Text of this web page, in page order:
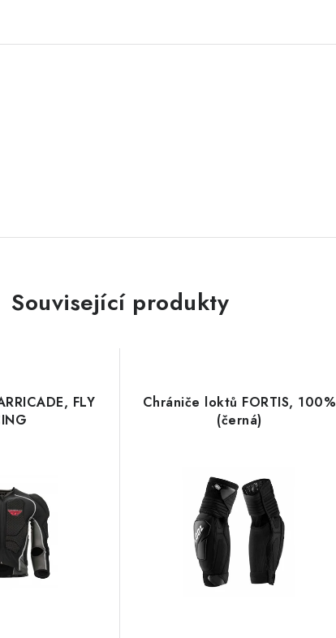
Související produkty
FLY
Chrániče loktů FORTIS, 100%
(černá)